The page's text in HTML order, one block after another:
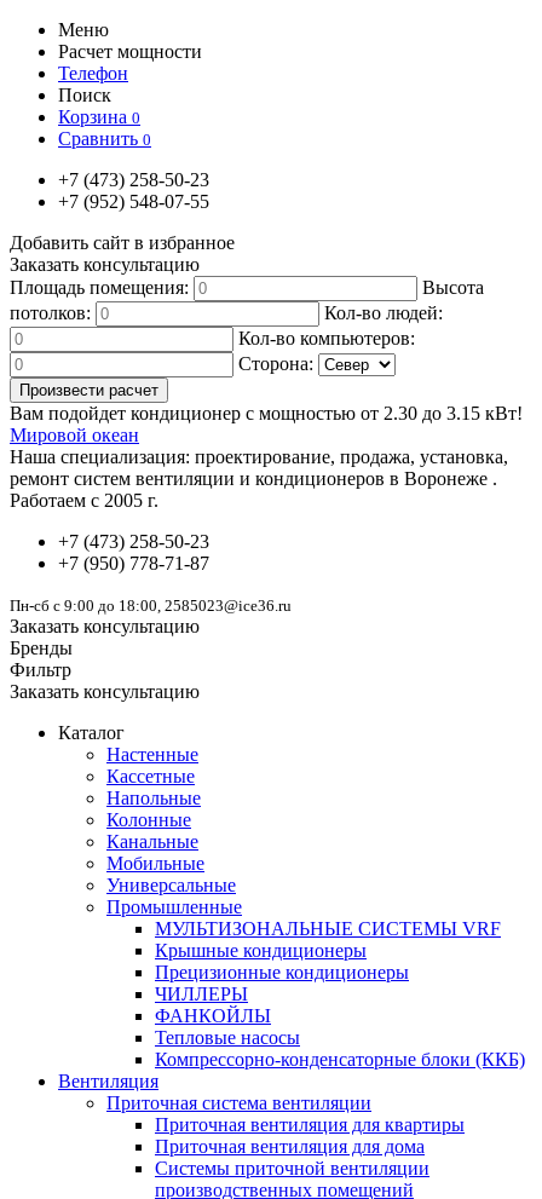
Меню
Расчет мощности
Телефон
Поиск
Корзина 0
Сравнить 0
+7 (473) 258-50-23
+7 (952) 548-07-55
Добавить сайт в избранное
Заказать консультацию
Площадь помещения:
Высота
потолков:
Кол-во людей:
Кол-во компьютеров:
Сторона:
Вам подойдет кондиционер с мощностью от 2.30 до 3.15 кВт!
Мировой океан
Наша специализация: проектирование, продажа, установка,
ремонт систем вентиляции и кондиционеров в Воронеже .
Работаем с 2005 г.
+7 (473) 258-50-23
+7 (950) 778-71-87
Пн-сб с 9:00 до 18:00, 2585023@ice36.ru
Заказать консультацию
Бренды
Фильтр
Заказать консультацию
Каталог
Настенные
Кассетные
Напольные
Колонные
Канальные
Мобильные
Универсальные
Промышленные
МУЛЬТИЗОНАЛЬНЫЕ СИСТЕМЫ VRF
Крышные кондиционеры
Прецизионные кондиционеры
ЧИЛЛЕРЫ
ФАНКОЙЛЫ
Тепловые насосы
Компрессорно-конденсаторные блоки (ККБ)
Вентиляция
Приточная система вентиляции
Приточная вентиляция для квартиры
Приточная вентиляция для дома
Системы приточной вентиляции
производственных помещений